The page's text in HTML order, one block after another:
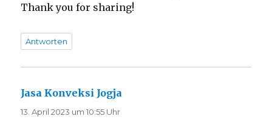
Thank you for sharing!
Antworten
Jasa Konveksi Jogja
13. April 2023 um 10:55 Uhr